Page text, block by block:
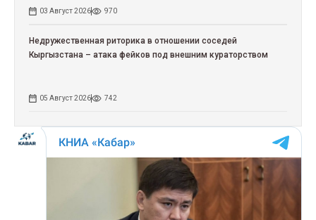
03 Август 2026 970
Недружественная риторика в отношении соседей
Кыргызстана – атака фейков под внешним кураторством
05 Август 2026 742